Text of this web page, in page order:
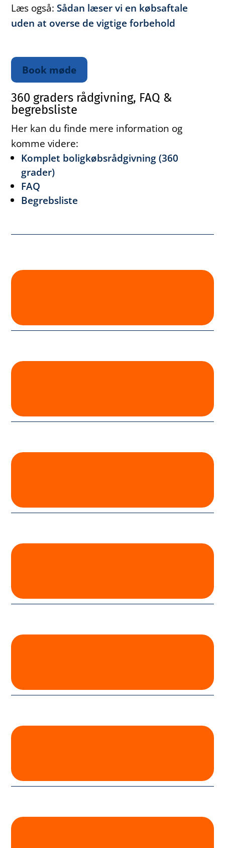
Læs også: Sådan læser vi en købsaftale
uden at overse de vigtige forbehold
Book møde
360 graders rådgivning, FAQ &
begrebsliste
Her kan du finde mere information og
komme videre:
Komplet boligkøbsrådgivning (360
grader)
FAQ
Begrebsliste